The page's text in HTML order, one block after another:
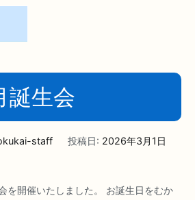
誕生会
staff 投稿日: 2026年3月1日
を開催いたしました。 お誕生日をむか